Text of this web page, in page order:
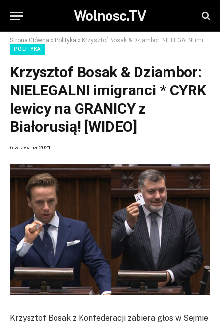
Wolnosc.TV
Strona Główna » Polityka » Krzysztof Bosak & Dziambor: NIELEGALNI imigranci * CYRK lewicy na GRANICY z Białorusią! [WIDEO]
POLITYKA
Krzysztof Bosak & Dziambor:
NIELEGALNI imigranci * CYRK
lewicy na GRANICY z
Białorusią! [WIDEO]
6 września 2021
Krzysztof Bosak z Konfederacji zabiera głos w Sejmie